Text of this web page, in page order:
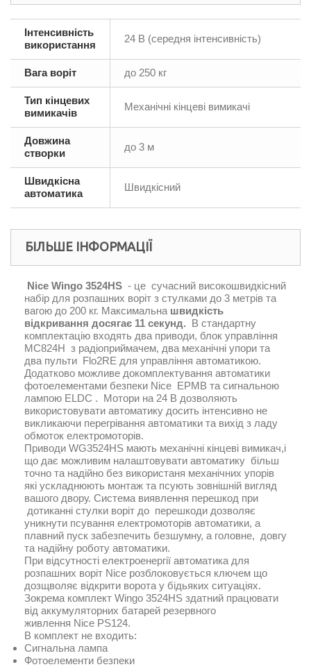
Інтенсивність
використання
24 В (середня інтенсивність)
Вага воріт до 250 кг
Тип кінцевих
вимикачів
Механічні кінцеві вимикачі
Довжина
створки
до 3 м
Швидкісна
автоматика
Швидкісний
БІЛЬШЕ ІНФОРМАЦІЇ
Nice Wingo 3524HS - це сучасний високошвидкісний
набір для розпашних воріт з стулками до 3 метрів та
вагою до 200 кг. Максимальна швидкість
відкривання досягає 11 секунд. В стандартну
комплектацію входять два приводи, блок управління
MC824H з радіоприймачем, два механічні упори та
два пульти Flo2RE для управління автоматикою.
Додатково можливе докомплектування автоматики
фотоелементами безпеки Nice EPMB та сигнальною
лампою ELDC . Мотори на 24 В дозволяють
використовувати автоматику досить інтенсивно не
викликаючи перегрівання автоматики та вихід з ладу
обмоток електромоторів.
Приводи WG3524HS мають механічні кінцеві вимикач,і
що дає можливим налаштовувати автоматику більш
точно та надійно без використаня механічних упорів
які ускладнюють монтаж та псують зовнішній вигляд
вашого двору. Система виявлення перешкод при
дотиканні стулки воріт до перешкоди дозволяє
уникнути псування електромоторів автоматики, а
плавний пуск забезпечить безшумну, а головне, довгу
та надійну роботу автоматики.
При відсутності електроенергії автоматика для
розпашних воріт Nice розблоковується ключем що
дозщволяє відкрити ворота у бідьяких ситуаціях.
Зокрема комплект Wingo 3524HS здатний працювати
від аккумуляторних батарей резервного
живлення Nice PS124.
В комплект не входить:
Сигнальна лампа
Фотоелементи безпеки